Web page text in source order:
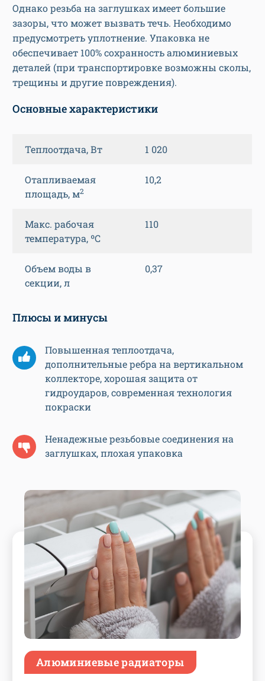
Однако резьба на заглушках имеет большие
зазоры, что может вызвать течь. Необходимо
предусмотреть уплотнение. Упаковка не
обеспечивает 100% сохранность алюминиевых
деталей (при транспортировке возможны сколы,
трещины и другие повреждения).
Основные характеристики
Теплоотдача, Вт 1 020
Отапливаемая
площадь, м2
10,2
Макс. рабочая
температура, ºС
110
Объем воды в
секции, л
0,37
Плюсы и минусы
Повышенная теплоотдача,
дополнительные ребра на вертикальном
коллекторе, хорошая защита от
гидроударов, современная технология
покраски
Ненадежные резьбовые соединения на
заглушках, плохая упаковка
Алюминиевые радиаторы